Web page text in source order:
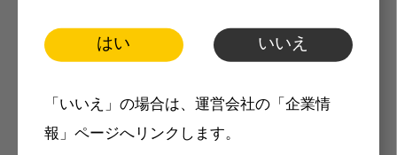
はい いいえ
「いいえ」の場合は、運営会社の「企業情
報」ページへリンクします。
製品価格も閲覧可能